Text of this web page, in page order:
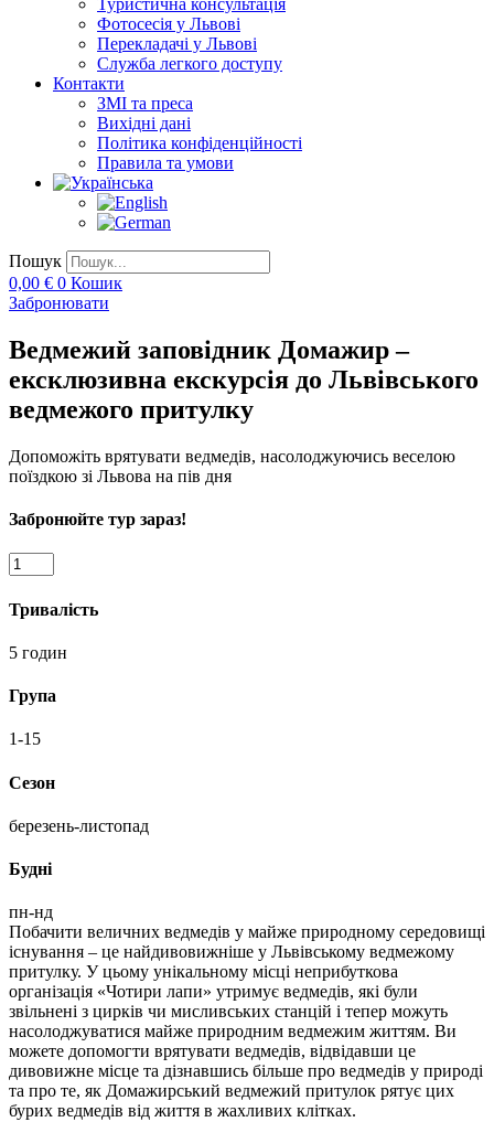
Туристична консультація
Фотосесія у Львові
Перекладачі у Львові
Служба легкого доступу
Контакти
ЗМІ та преса
Вихідні дані
Політика конфіденційності
Правила та умови
Пошук
0,00 € 0 Кошик
Забронювати
Ведмежий заповідник Домажир –
ексклюзивна екскурсія до Львівського
ведмежого притулку
Допоможіть врятувати ведмедів, насолоджуючись веселою
поїздкою зі Львова на пів дня
Забронюйте тур зараз!
Ведмежий
заповідник
Домажир
-
екскурсія
Львівського
притулку
Тривалість
5 годин
Група
1-15
Сезон
березень-листопад
Будні
пн-нд
Побачити величних ведмедів у майже природному середовищі
існування – це найдивовижніше у Львівському ведмежому
притулку. У цьому унікальному місці неприбуткова
організація «Чотири лапи» утримує ведмедів, які були
звільнені з цирків чи мисливських станцій і тепер можуть
насолоджуватися майже природним ведмежим життям. Ви
можете допомогти врятувати ведмедів, відвідавши це
дивовижне місце та дізнавшись більше про ведмедів у природі
та про те, як Домажирський ведмежий притулок рятує цих
бурих ведмедів від життя в жахливих клітках.